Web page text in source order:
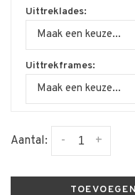
Uittreklades:
Maak een keuze...
Uittrekframes:
Maak een keuze...
Aantal: +
-